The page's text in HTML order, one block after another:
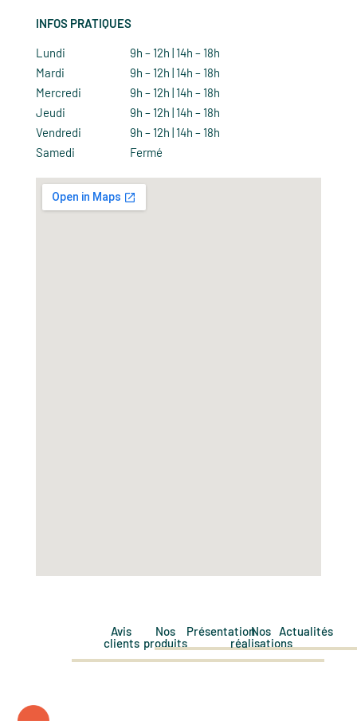
INFOS PRATIQUES
Lundi
9h – 12h | 14h – 18h
Mardi
9h – 12h | 14h – 18h
Mercredi
9h – 12h | 14h – 18h
Jeudi
9h – 12h | 14h – 18h
Vendredi
9h – 12h | 14h – 18h
Samedi
Fermé
Avis
clients
Nos
produits
PrésentationNos
réalisations
Actualités